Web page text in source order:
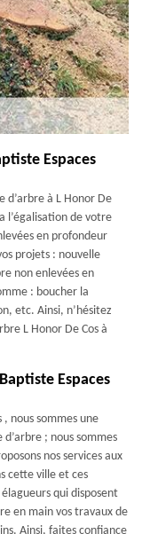
Espaces
d’arbre à L Honor De
l’égalisation de votre
en profondeur
projets : nouvelle
non enlevées en
: boucher la
etc. Ainsi, n’hésitez
L Honor De Cos à
Espaces
nous sommes une
; nous sommes
nos services aux
cette ville et ces
qui disposent
en main vos travaux de
Ainsi, faites confiance